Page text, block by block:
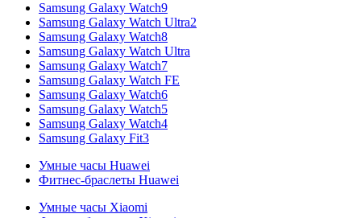
Samsung Galaxy Watch9
Samsung Galaxy Watch Ultra2
Samsung Galaxy Watch8
Samsung Galaxy Watch Ultra
Samsung Galaxy Watch7
Samsung Galaxy Watch FE
Samsung Galaxy Watch6
Samsung Galaxy Watch5
Samsung Galaxy Watch4
Samsung Galaxy Fit3
Умные часы Huawei
Фитнес-браслеты Huawei
Умные часы Xiaomi